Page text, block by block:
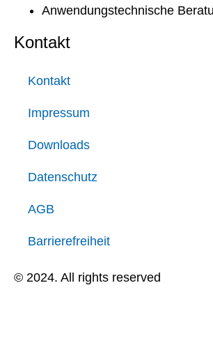
Anwendungstechnische
Kontakt
Kontakt
Impressum
Downloads
Datenschutz
AGB
Barrierefreiheit
© 2024. All rights reserved